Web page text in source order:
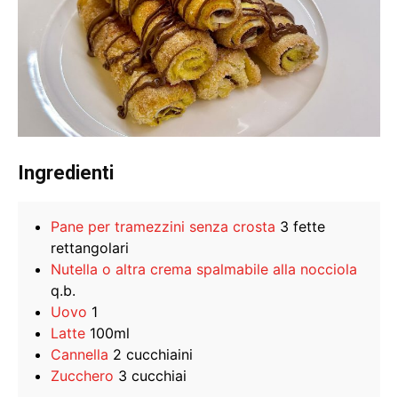
Ingredienti
Pane per tramezzini senza crosta 3 fette
rettangolari
Nutella o altra crema spalmabile alla nocciola
q.b.
Uovo 1
Latte 100ml
Cannella 2 cucchiaini
Zucchero 3 cucchiai